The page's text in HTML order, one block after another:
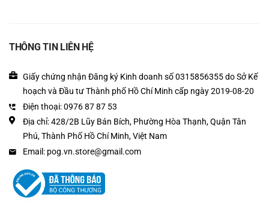
THÔNG TIN LIÊN HỆ
Giấy chứng nhận Đăng ký Kinh doanh số 0315856355 do Sở Kế
hoạch và Đầu tư Thành phố Hồ Chí Minh cấp ngày 2019-08-20
Điện thoại: 0976 87 87 53
Địa chỉ: 428/2B Lũy Bán Bích, Phường Hòa Thạnh, Quận Tân
Phú, Thành Phố Hồ Chí Minh, Việt Nam
Email: pog.vn.store@gmail.com